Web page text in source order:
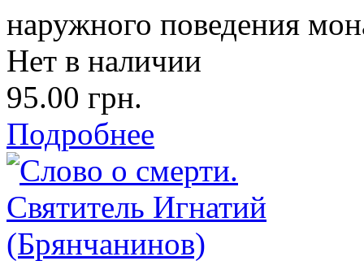
наружного поведения
Нет в наличии
95.00 грн.
Подробнее